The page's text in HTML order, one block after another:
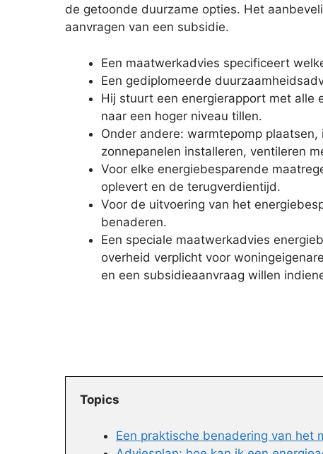
de getoonde duurzame opties. Het
aanvragen van een subsidie.
Een maatwerkadvies specificeert
Een gediplomeerde
Hij stuurt een energierapport met alle
naar een hoger niveau tillen.
Onder andere: warmtepomp
zonnepanelen installeren, ventileren
Voor elke energiebesparende
oplevert en de terugverdientijd.
Voor de uitvoering van het
benaderen.
Een speciale maatwerkadvies
overheid verplicht voor
en een subsidieaanvraag willen
Topics
Een praktische benadering van het